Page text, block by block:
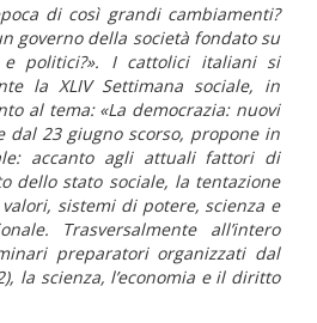
di così grandi cambiamenti?
governo della società fondato su
politici?». I cattolici italiani si
la XLIV Settimana sociale, in
al tema: «La democrazia: nuovi
23 giugno scorso, propone in
accanto agli attuali fattori di
dello stato sociale, la tentazione
sistemi di potere, scienza e
Trasversalmente all’intero
preparatori organizzati dal
la scienza, l’economia e il diritto